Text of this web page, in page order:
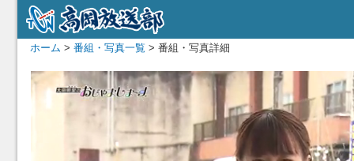
ホーム > 番組・写真一覧 > 番組・写真詳細